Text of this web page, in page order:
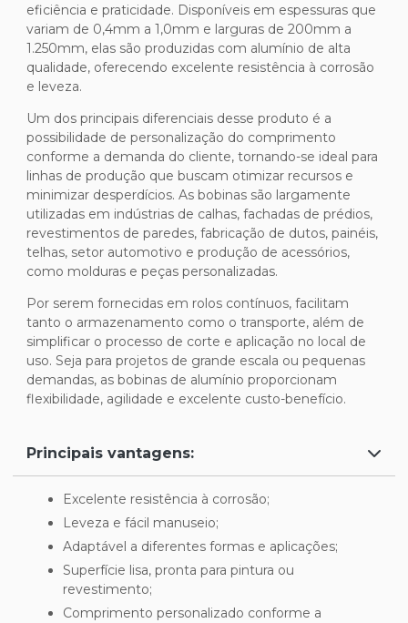
eficiência e praticidade. Disponíveis em espessuras que
variam de 0,4mm a 1,0mm e larguras de 200mm a
1.250mm, elas são produzidas com alumínio de alta
qualidade, oferecendo excelente resistência à corrosão
e leveza.
Um dos principais diferenciais desse produto é a
possibilidade de personalização do comprimento
conforme a demanda do cliente, tornando-se ideal para
linhas de produção que buscam otimizar recursos e
minimizar desperdícios. As bobinas são largamente
utilizadas em indústrias de calhas, fachadas de prédios,
revestimentos de paredes, fabricação de dutos, painéis,
telhas, setor automotivo e produção de acessórios,
como molduras e peças personalizadas.
Por serem fornecidas em rolos contínuos, facilitam
tanto o armazenamento como o transporte, além de
simplificar o processo de corte e aplicação no local de
uso. Seja para projetos de grande escala ou pequenas
demandas, as bobinas de alumínio proporcionam
flexibilidade, agilidade e excelente custo-benefício.
Principais vantagens:
Excelente resistência à corrosão;
Leveza e fácil manuseio;
Adaptável a diferentes formas e aplicações;
Superfície lisa, pronta para pintura ou
revestimento;
Comprimento personalizado conforme a